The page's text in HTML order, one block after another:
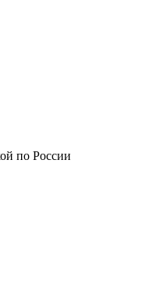
по России